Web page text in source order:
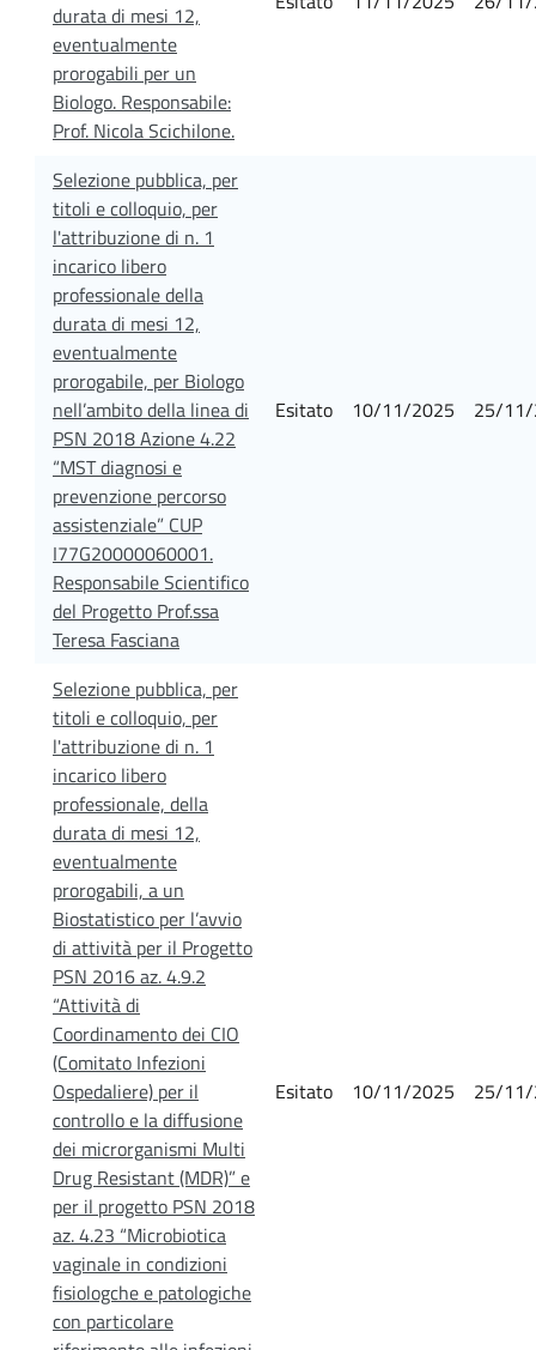
durata di mesi 12,
eventualmente
prorogabili per un
Biologo. Responsabile:
Prof. Nicola Scichilone.
Selezione pubblica, per
titoli e colloquio, per
l'attribuzione di n. 1
incarico libero
professionale della
durata di mesi 12,
eventualmente
prorogabile, per Biologo
nell’ambito della linea di
PSN 2018 Azione 4.22
“MST diagnosi e
prevenzione percorso
assistenziale” CUP
I77G20000060001.
Responsabile Scientifico
del Progetto Prof.ssa
Teresa Fasciana
Esitato 10/11/2025 25/
Selezione pubblica, per
titoli e colloquio, per
l'attribuzione di n. 1
incarico libero
professionale, della
durata di mesi 12,
eventualmente
prorogabili, a un
Biostatistico per l’avvio
di attività per il Progetto
PSN 2016 az. 4.9.2
“Attività di
Coordinamento dei CIO
(Comitato Infezioni
Ospedaliere) per il
controllo e la diffusione
dei microrganismi Multi
Drug Resistant (MDR)” e
per il progetto PSN 2018
az. 4.23 “Microbiotica
vaginale in condizioni
fisiologche e patologiche
con particolare
Esitato 10/11/2025 25/